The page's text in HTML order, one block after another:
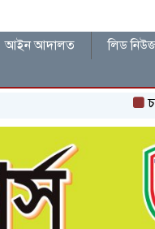
আইন আদালত লিড
চারঘাটে